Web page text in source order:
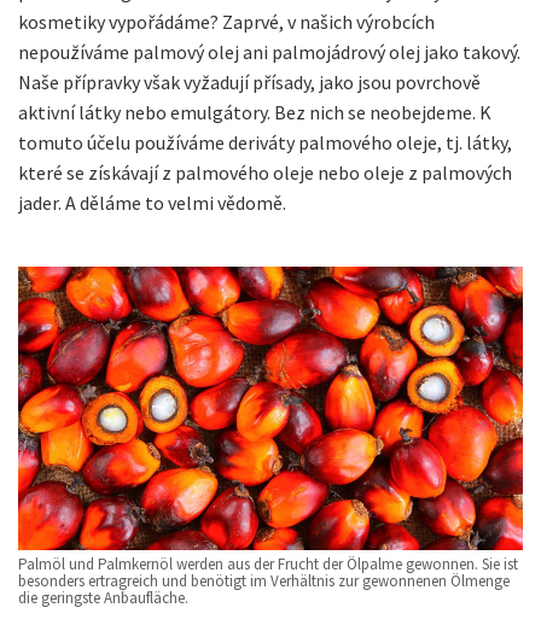
kosmetiky vypořádáme? Zaprvé, v našich výrobcích
nepoužíváme palmový olej ani palmojádrový olej jako takový.
Naše přípravky však vyžadují přísady, jako jsou povrchově
aktivní látky nebo emulgátory. Bez nich se neobejdeme. K
tomuto účelu používáme deriváty palmového oleje, tj. látky,
které se získávají z palmového oleje nebo oleje z palmových
jader. A děláme to velmi vědomě.
Palmöl und Palmkernöl werden aus der Frucht der Ölpalme gewonnen. Sie ist
besonders ertragreich und benötigt im Verhältnis zur gewonnenen Ölmenge
die geringste Anbaufläche.